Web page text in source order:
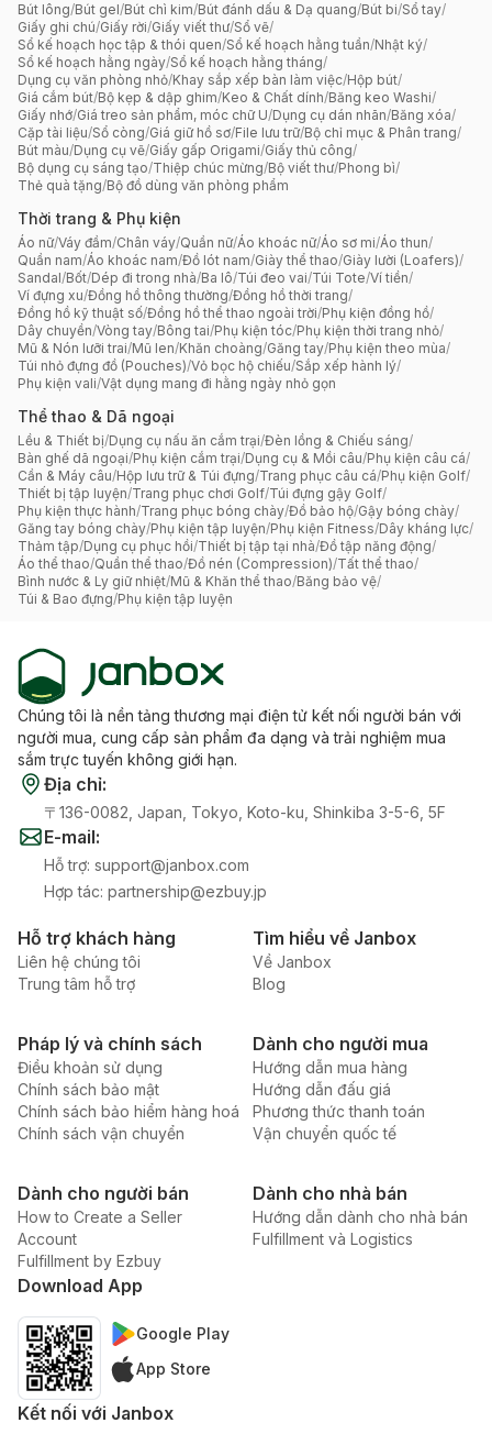
Bút lông/Bút gel/Bút chì kim/Bút đánh dấu & Dạ quang/Bút bi/Sổ tay/
Giấy ghi chú/Giấy rời/Giấy viết thư/Sổ vẽ/
Sổ kế hoạch học tập & thói quen/Sổ kế hoạch hằng tuần/Nhật ký/
Sổ kế hoạch hằng ngày/Sổ kế hoạch hằng tháng/
Dụng cụ văn phòng nhỏ/Khay sắp xếp bàn làm việc/Hộp bút/
Giá cắm bút/Bộ kẹp & dập ghim/Keo & Chất dính/Băng keo Washi/
Giấy nhớ/Giá treo sản phẩm, móc chữ U/Dụng cụ dán nhãn/Băng xóa/
Cặp tài liệu/Sổ còng/Giá giữ hồ sơ/File lưu trữ/Bộ chỉ mục & Phân trang/
Bút màu/Dụng cụ vẽ/Giấy gấp Origami/Giấy thủ công/
Bộ dụng cụ sáng tạo/Thiệp chúc mừng/Bộ viết thư/Phong bì/
Thẻ quà tặng/Bộ đồ dùng văn phòng phẩm
Thời trang & Phụ kiện
Áo nữ/Váy đầm/Chân váy/Quần nữ/Áo khoác nữ/Áo sơ mi/Áo thun/
Quần nam/Áo khoác nam/Đồ lót nam/Giày thể thao/Giày lười (Loafers)/
Sandal/Bốt/Dép đi trong nhà/Ba lô/Túi đeo vai/Túi Tote/Ví tiền/
Ví đựng xu/Đồng hồ thông thường/Đồng hồ thời trang/
Đồng hồ kỹ thuật số/Đồng hồ thể thao ngoài trời/Phụ kiện đồng hồ/
Dây chuyền/Vòng tay/Bông tai/Phụ kiện tóc/Phụ kiện thời trang nhỏ/
Mũ & Nón lưỡi trai/Mũ len/Khăn choàng/Găng tay/Phụ kiện theo mùa/
Túi nhỏ đựng đồ (Pouches)/Vỏ bọc hộ chiếu/Sắp xếp hành lý/
Phụ kiện vali/Vật dụng mang đi hằng ngày nhỏ gọn
Thể thao & Dã ngoại
Lều & Thiết bị/Dụng cụ nấu ăn cắm trại/Đèn lồng & Chiếu sáng/
Bàn ghế dã ngoại/Phụ kiện cắm trại/Dụng cụ & Mồi câu/Phụ kiện câu cá/
Cần & Máy câu/Hộp lưu trữ & Túi đựng/Trang phục câu cá/Phụ kiện Golf/
Thiết bị tập luyện/Trang phục chơi Golf/Túi đựng gậy Golf/
Phụ kiện thực hành/Trang phục bóng chày/Đồ bảo hộ/Gậy bóng chày/
Găng tay bóng chày/Phụ kiện tập luyện/Phụ kiện Fitness/Dây kháng lực/
Thảm tập/Dụng cụ phục hồi/Thiết bị tập tại nhà/Đồ tập năng động/
Áo thể thao/Quần thể thao/Đồ nén (Compression)/Tất thể thao/
Bình nước & Ly giữ nhiệt/Mũ & Khăn thể thao/Băng bảo vệ/
Túi & Bao đựng/Phụ kiện tập luyện
Chúng tôi là nền tảng thương mại điện tử kết nối người bán với
người mua, cung cấp sản phẩm đa dạng và trải nghiệm mua
sắm trực tuyến không giới hạn.
Địa chỉ:
〒136-0082, Japan, Tokyo, Koto-ku, Shinkiba 3-5-6, 5F
E-mail:
Hỗ trợ: support@janbox.com
Hợp tác: partnership@ezbuy.jp
Hỗ trợ khách hàng
Liên hệ chúng tôi
Trung tâm hỗ trợ
Tìm hiểu về Janbox
Về Janbox
Blog
Pháp lý và chính sách
Điều khoản sử dụng
Chính sách bảo mật
Chính sách bảo hiểm hàng hoá
Chính sách vận chuyển
Dành cho người mua
Hướng dẫn mua hàng
Hướng dẫn đấu giá
Phương thức thanh toán
Vận chuyển quốc tế
Dành cho người bán
How to Create a Seller
Account
Fulfillment by Ezbuy
Dành cho nhà bán
Hướng dẫn dành cho nhà bán
Fulfillment và Logistics
Download App
Google Play
App Store
Kết nối với Janbox